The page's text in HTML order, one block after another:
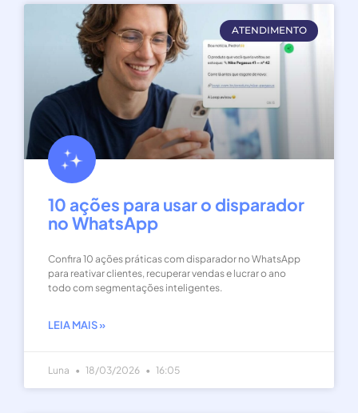
ATENDIMENTO
10 ações para usar o disparador
no WhatsApp
Confira 10 ações práticas com disparador no WhatsApp
para reativar clientes, recuperar vendas e lucrar o ano
todo com segmentações inteligentes.
LEIA MAIS »
Luna 18/03/2026 16:05